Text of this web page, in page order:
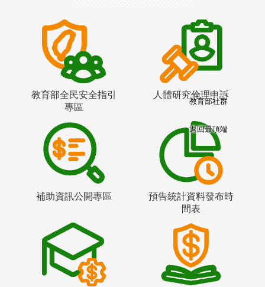
教育部全民安全指引
專區
人體研究倫理申訴
補助資訊公開專區
預告統計資料發布時
間表
教育部社群
返回最頂端